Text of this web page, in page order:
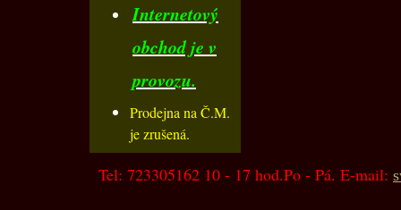
Internetový
obchod je v
provozu.
Prodejna na Č.M.
je zrušená.
Tel: 723305162 10 - 17 hod.Po - Pá. E-mail: